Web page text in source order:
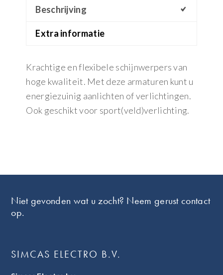
Beschrijving
Extra informatie
Krachtige en flexibele schijnwerpers van
hoge kwaliteit. Met deze armaturen kunt u
energiezuinig aanlichten of verlichtingen.
Ook geschikt voor sport(veld)verlichting.
Niet gevonden wat u zocht? Neem gerust contact
op.
SIMCAS ELECTRO B.V.